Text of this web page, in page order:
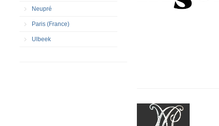
Neupré
Paris (France)
Ulbeek